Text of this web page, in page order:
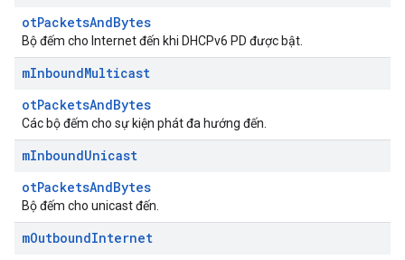
otPacketsAndBytes
Bộ đếm cho Internet đến khi DHCPv6 PD được bật.
mInboundMulticast
otPacketsAndBytes
Các bộ đếm cho sự kiện phát đa hướng đến.
mInboundUnicast
otPacketsAndBytes
Bộ đếm cho unicast đến.
mOutboundInternet